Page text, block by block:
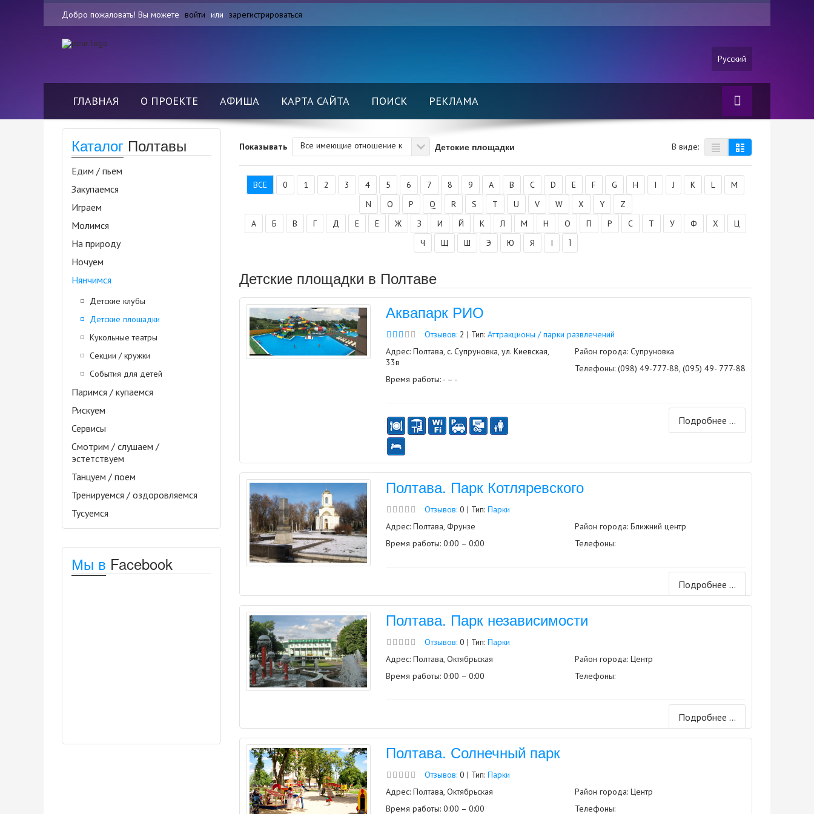
Добро пожаловать! Вы можете войти или зарегистрироваться
Русский
ГЛАВНАЯ О ПРОЕКТЕ АФИША КАРТА САЙТА ПОИСК РЕКЛАМА
Каталог Полтавы
Едим / пьем
Закупаемся
Играем
Молимся
На природу
Ночуем
Нянчимся
Детские клубы
Детские площадки
Кукольные театры
Секции / кружки
События для детей
Паримся / купаемся
Рискуем
Сервисы
Смотрим / слушаем /
эстетствуем
Танцуем / поем
Тренируемся / оздоровляемся
Тусуемся
Мы в Facebook
Показывать Все имеющие отношение к Детские площадки В виде:
ВСЕ 0 1 2 3 4 5 6 7 8 9 A B C D E F G H I J K L
M
N
O P Q R S T U V W X Y
Z
А
Б В Г Д Е Ё Ж З И Й К Л М Н О П Р С Т У Ф Х
Ц
Ч
Щ Ш Э Ю Я І Ї
Детские площадки в Полтаве
Аквапарк РИО
Отзывов:2 | Тип: Аттракционы / парки развлечений
Адрес: Полтава, с. Супруновка, ул. Киевская,
33в
Время работы: - – -
Район города: Супруновка
Телефоны: (098) 49-777-88, (095) 49- 777-88
Подробнее ...
Полтава. Парк Котляревского
Отзывов:0 | Тип: Парки
Адрес: Полтава, Фрунзе
Время работы: 0:00 – 0:00
Район города: Ближний центр
Телефоны:
Подробнее ...
Полтава. Парк независимости
Отзывов:0 | Тип: Парки
Адрес: Полтава, Октябрьская
Время работы: 0:00 – 0:00
Район города: Центр
Телефоны:
Подробнее ...
Полтава. Солнечный парк
Отзывов:0 | Тип: Парки
Адрес: Полтава, Октябрьская
Время работы: 0:00 – 0:00
Район города: Центр
Телефоны: